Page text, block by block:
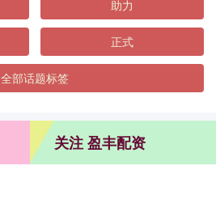
助力
正式
全部话题标签
关注 盈丰配资